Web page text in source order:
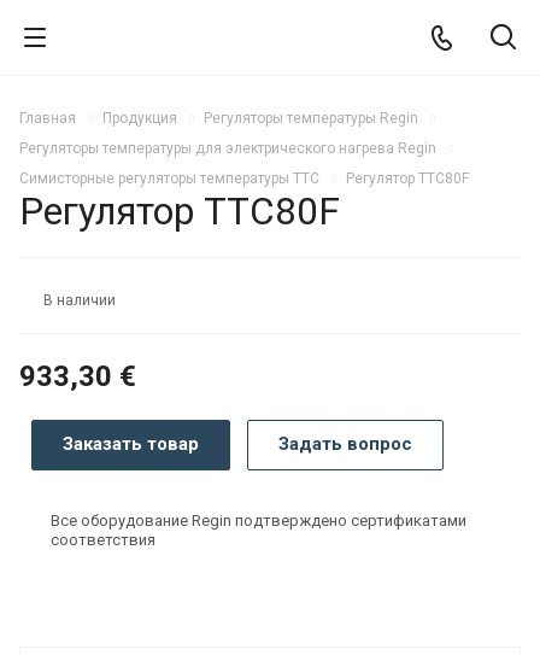
Главная Продукция
Регуляторы температуры Regin
Регуляторы температуры для электрического нагрева Regin
Симисторные регуляторы температуры TTC
Регулятор TTC80F
Регулятор TTC80F
В наличии
933,30 €
Заказать товар Задать вопрос
Все оборудование Regin подтверждено сертификатами
соответствия